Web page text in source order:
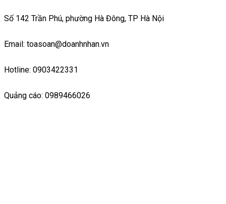
Số 142 Trần Phú, phường Hà Đông, TP Hà Nội
Email: toasoan@doanhnhan.vn
Hotline: 0903422331
Quảng cáo: 0989466026